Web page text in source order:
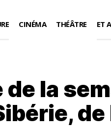
CINÉMA THÉÂTRE ET
la